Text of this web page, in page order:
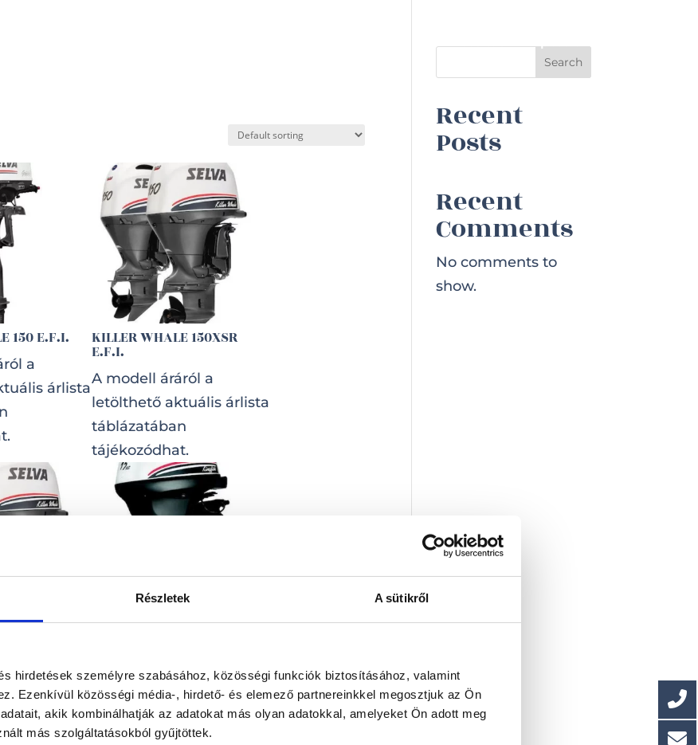
Részletek A sütikről
hirdetések személyre szabásához, közösségi funkciók biztosításához, valamint
Ezenkívül közösségi média-, hirdető- és elemező partnereinkkel megosztjuk az Ön
akik kombinálhatják az adatokat más olyan adatokkal, amelyeket Ön adott meg
más szolgáltatásokból gyűjtöttek.
150 E.F.I.
a
árlista
KILLER WHALE 150XSR
E.F.I.
A modell áráról a
letölthető aktuális árlista
táblázatában
tájékozódhat.
a
árlista
letölthető aktuális árlista
táblázatában
tájékozódhat.
Search
Recent
Posts
Recent
Comments
No comments to
show.